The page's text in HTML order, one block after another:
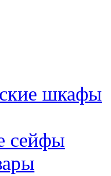
шкафы
сейфы